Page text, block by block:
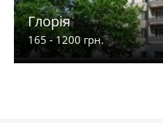
Глорія
165 - 1200 грн.